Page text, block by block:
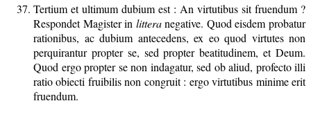
Tertium et ultimum dubium est : An virtutibus sit fruendum ?
Respondet Magister in litteranegative. Quod eisdem probatur
rationibus, ac dubium antecedens, ex eo quod virtutes non
perquirantur propter se, sed propter beatitudinem, et Deum.
Quod ergo propter se non indagatur, sed ob aliud, profecto illi
ratio obiecti fruibilis non congruit : ergo virtutibus minime erit
fruendum.